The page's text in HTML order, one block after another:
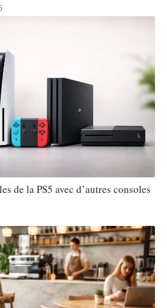
de la PS5 avec d’autres consoles